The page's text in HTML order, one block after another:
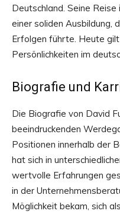
Deutschland. Seine
einer soliden Ausbildung,
Erfolgen führte. Heute
Persönlichkeiten im
Biografie und
Die Biografie von David
beeindruckenden
Positionen innerhalb der
hat sich in
wertvolle Erfahrungen
in der
Möglichkeit bekam, sich